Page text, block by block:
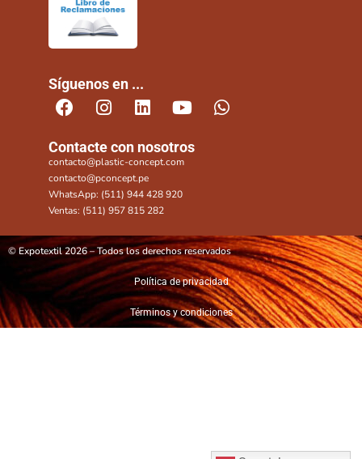
Síguenos en ...
Contacte con nosotros
contacto@plastic-concept.com
contacto@pconcept.pe
WhatsApp: (511) 944 428 920
Ventas: (511) 957 815 282
© Expotextil 2026 – Todos los derechos reservados
Política de privacidad
Términos y condiciones